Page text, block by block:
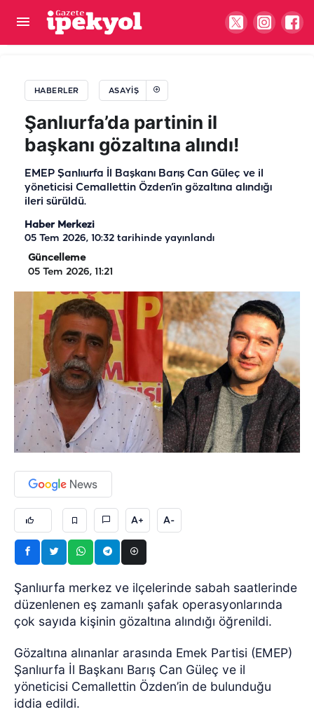
HABERLER ASAYIŞ
Şanlıurfa’da partinin il
başkanı gözaltına alındı!
EMEP Şanlıurfa İl Başkanı Barış Can Güleç ve il
yöneticisi Cemallettin Özden’in gözaltına alındığı
ileri sürüldü.
Haber Merkezi
05 Tem 2026, 10:32 tarihinde yayınlandı
Güncelleme
05 Tem 2026, 11:21
A+ A-
Şanlıurfa merkez ve ilçelerinde sabah saatlerinde
düzenlenen eş zamanlı şafak operasyonlarında
çok sayıda kişinin gözaltına alındığı öğrenildi.
Gözaltına alınanlar arasında Emek Partisi (EMEP)
Şanlıurfa İl Başkanı Barış Can Güleç ve il
yöneticisi Cemallettin Özden’in de bulunduğu
iddia edildi.
Şanlıurfa’da jandarmadan yasa dışı ekime